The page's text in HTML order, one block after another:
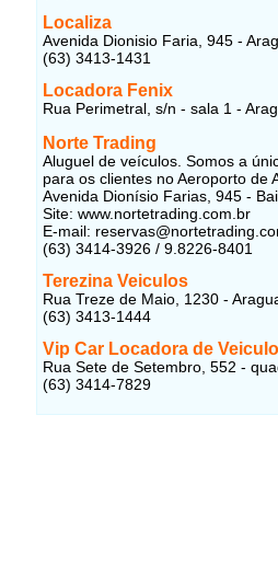
Localiza
Avenida Dionisio Faria, 945 -
(63) 3413-1431
Locadora Fenix
Rua Perimetral, s/n - sala 1 -
Norte Trading
Aluguel de veículos. Somos a
para os clientes no Aeroporto de
Avenida Dionísio Farias, 945 -
Site: www.nortetrading.com.br
E-mail:
(63) 3414-3926 / 9.8226-8401
Terezina Veiculos
Rua Treze de Maio, 1230 -
(63) 3413-1444
Vip Car Locadora de
Rua Sete de Setembro, 552 -
(63) 3414-7829